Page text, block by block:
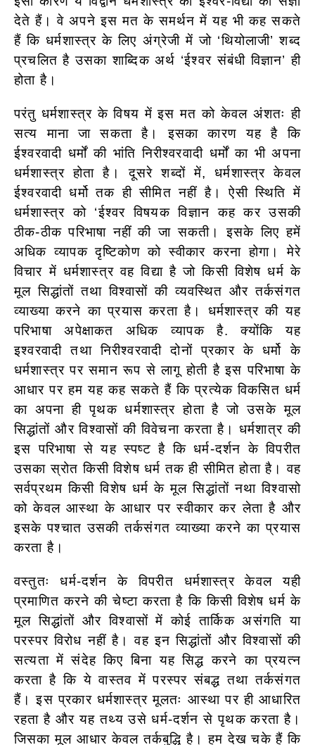
देते हैं। वे अपने इस मत के समर्थन में यह भी कह सकते
हैं कि धर्मशास्त्र के लिए अंग्रेजी में जो ‘थियोलाजी’ शब्द
प्रचलित है उसका शाब्दिक अर्थ ‘ईश्वर संबंधी विज्ञान’ ही
होता है।
परंतु धर्मशास्त्र के विषय में इस मत को केवल अंशतः ही
सत्य माना जा सकता है। इसका कारण यह है कि
ईश्वरवादी धर्मों की भांति निरीश्वरवादी धर्मों का भी अपना
धर्मशास्त्र होता है। दूसरे शब्दों में, धर्मशास्त्र केवल
ईश्वरवादी धर्मो तक ही सीमित नहीं है। ऐसी स्थिति में
धर्मशास्त्र को ‘ईश्वर विषयक विज्ञान कह कर उसकी
ठीक-ठीक परिभाषा नहीं की जा सकती। इसके लिए हमें
अधिक व्यापक दृष्टिकोण को स्वीकार करना होगा। मेरे
विचार में धर्मशास्त्र वह विद्या है जो किसी विशेष धर्म के
मूल सिद्धांतों तथा विश्वासों की व्यवस्थित और तर्कसंगत
व्याख्या करने का प्रयास करता है। धर्मशास्त्र की यह
परिभाषा अपेक्षाकत अधिक व्यापक है. क्योंकि यह
इश्वरवादी तथा निरीश्वरवादी दोनों प्रकार के धर्मो के
धर्मशास्त्र पर समान रूप से लागू होती है इस परिभाषा के
आधार पर हम यह कह सकते हैं कि प्रत्येक विकसित धर्म
का अपना ही पृथक धर्मशास्त्र होता है जो उसके मूल
सिद्धांतों और विश्वासों की विवेचना करता है। धर्मशात्र की
इस परिभाषा से यह स्पष्ट है कि धर्म-दर्शन के विपरीत
उसका स्रोत किसी विशेष धर्म तक ही सीमित होता है। वह
सर्वप्रथम किसी विशेष धर्म के मूल सिद्धांतों नथा विश्वासो
को केवल आस्था के आधार पर स्वीकार कर लेता है और
इसके पश्चात उसकी तर्कसंगतव्याख्या करने का प्रयास
करता है।
वस्तुतः धर्म-दर्शन के विपरीत धर्मशास्त्र केवल यही
प्रमाणित करने की चेष्टा करता है कि किसी विशेष धर्म के
मूल सिद्धांतों और विश्वासों में कोई तार्किक असंगति या
परस्पर विरोध नहीं है। वह इन सिद्धांतों और विश्वासों की
सत्यता में संदेह किए बिना यह सिद्ध करने का प्रयत्न
करता है कि ये वास्तव में परस्पर संबद्ध तथा तर्कसंगत
हैं। इस प्रकार धर्मशास्त्र मूलतः आस्था पर ही आधारित
रहता है और यह तथ्य उसे धर्म-दर्शन से पृथक करता है।
जिसका मूल आधार केवल तर्कबुद्धि है। हम देख चके हैं कि